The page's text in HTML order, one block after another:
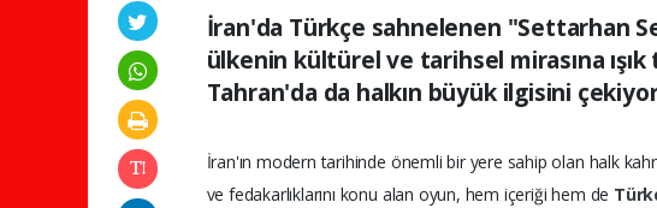
İran'da Türkçe sahnelenen "Settarhan
ülkenin kültürel ve tarihsel mirasına
Tahran'da da halkın büyük ilgisini
İran'ın modern tarihinde önemli bir yere sahip olan halk
ve fedakarlıklarını konu alan oyun, hem içeriği hem de